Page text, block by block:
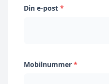
Din e-post *
Mobilnummer *